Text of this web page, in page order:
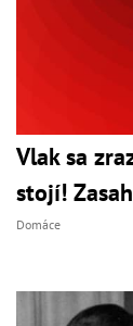
Vlak sa
stojí!
Domáce